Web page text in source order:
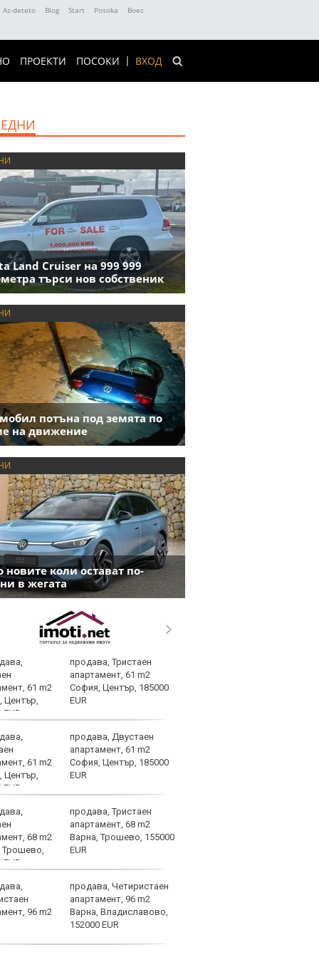
Az-deteto Blog Start Posoka
Boec
ВХОД
ПРОЕКТИ ПОСОКИ
Land Cruiser на 999 999
търси нов собственик
потъна под земята по
на движение
новите коли остават по-
в жегата
продава, Тристаен
апартамент, 61 m2
София, Център, 185000
EUR
продава, Двустаен
апартамент, 61 m2
София, Център, 185000
EUR
продава, Тристаен
апартамент, 68 m2
Варна, Трошево, 155000
EUR
продава, Четиристаен
апартамент, 96 m2
Варна, Владиславово,
152000 EUR